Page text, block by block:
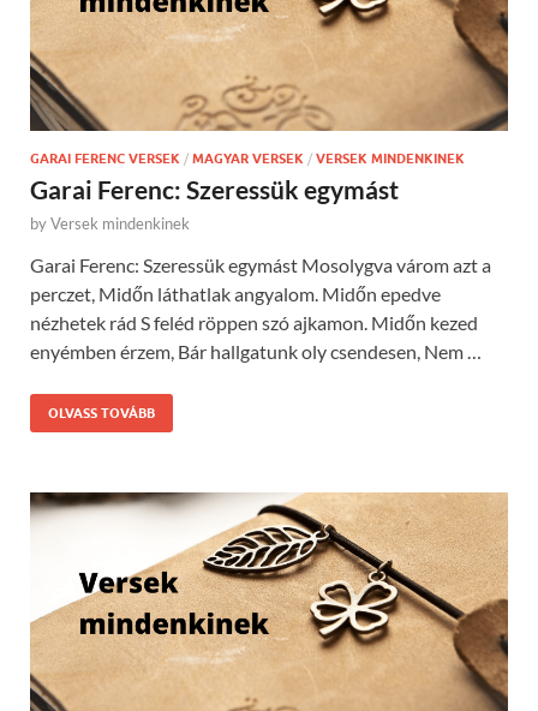
GARAI FERENC VERSEK / MAGYAR VERSEK / VERSEK MINDENKINEK
Garai Ferenc: Szeressük egymást
byVersek mindenkinek
Garai Ferenc: Szeressük egymást Mosolygva várom azt a
perczet, Midőn láthatlak angyalom. Midőn epedve
nézhetek rád S feléd röppen szó ajkamon. Midőn kezed
enyémben érzem, Bár hallgatunk oly csendesen, Nem …
OLVASS TOVÁBB